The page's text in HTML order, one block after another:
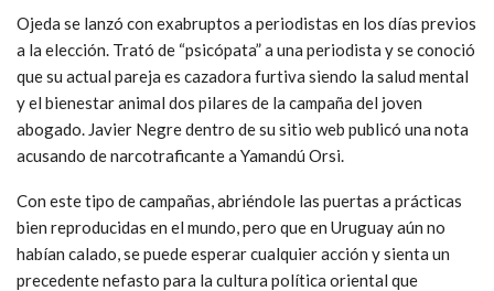
Ojeda se lanzó con exabruptos a periodistas en los días previos
a la elección. Trató de “psicópata” a una periodista y se conoció
que su actual pareja es cazadora furtiva siendo la salud mental
y el bienestar animal dos pilares de la campaña del joven
abogado. Javier Negre dentro de su sitio web publicó una nota
acusando de narcotraficante a Yamandú Orsi.
Con este tipo de campañas, abriéndole las puertas a prácticas
bien reproducidas en el mundo, pero que en Uruguay aún no
habían calado, se puede esperar cualquier acción y sienta un
precedente nefasto para la cultura política oriental que